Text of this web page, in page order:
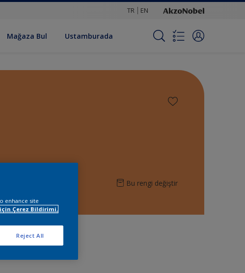
TR EN
Mağaza Bul Ustamburada
Bu rengi değiştir
enhance site
Çerez Bildirimi.
Reject All